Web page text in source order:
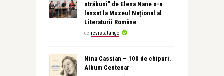
străbuni” de Elena Nane s-a
lansat la Muzeul Național al
Literaturii Române
de revistatango
Nina Cassian – 100 de chipuri.
Album Centenar